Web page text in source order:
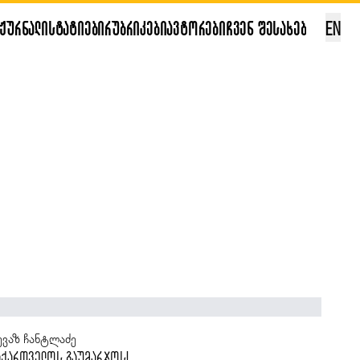
EN
ჟურნალისტატიებირუბრიკებიავტორებიჩვენ შესახებ
კალანდაძე